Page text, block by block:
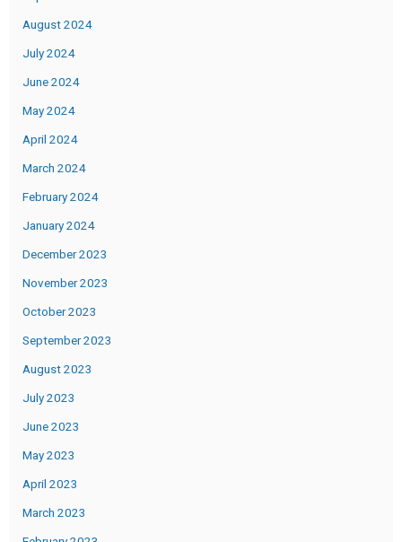
August 2024
July 2024
June 2024
May 2024
April 2024
March 2024
February 2024
January 2024
December 2023
November 2023
October 2023
September 2023
August 2023
July 2023
June 2023
May 2023
April 2023
March 2023